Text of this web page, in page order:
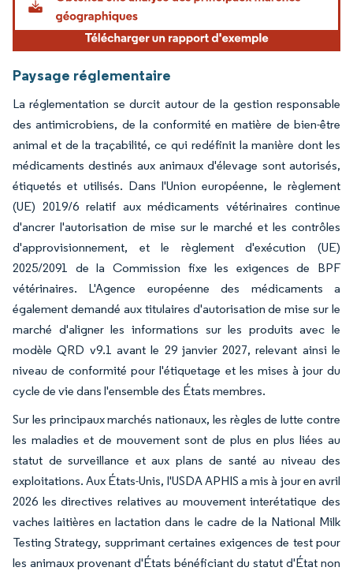
Paysage réglementaire
La réglementation se durcit autour de la gestion responsable
des antimicrobiens, de la conformité en matière de bien-être
animal et de la traçabilité, ce qui redéfinit la manière dont les
médicaments destinés aux animaux d'élevage sont autorisés,
étiquetés et utilisés. Dans l'Union européenne, le règlement
(UE) 2019/6 relatif aux médicaments vétérinaires continue
d'ancrer l'autorisation de mise sur le marché et les contrôles
d'approvisionnement, et le règlement d'exécution (UE)
2025/2091 de la Commission fixe les exigences de BPF
vétérinaires. L'Agence européenne des médicaments a
également demandé aux titulaires d'autorisation de mise sur le
marché d'aligner les informations sur les produits avec le
modèle QRD v9.1 avant le 29 janvier 2027, relevant ainsi le
niveau de conformité pour l'étiquetage et les mises à jour du
cycle de vie dans l'ensemble des États membres.
Sur les principaux marchés nationaux, les règles de lutte contre
les maladies et de mouvement sont de plus en plus liées au
statut de surveillance et aux plans de santé au niveau des
exploitations. Aux États-Unis, l'USDA APHIS a mis à jour en avril
2026 les directives relatives au mouvement interétatique des
vaches laitières en lactation dans le cadre de la National Milk
Testing Strategy, supprimant certaines exigences de test pour
les animaux provenant d'États bénéficiant du statut d'État non